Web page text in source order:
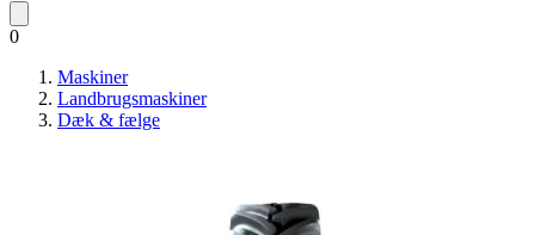
0
Maskiner
Landbrugsmaskiner
Dæk & fælge